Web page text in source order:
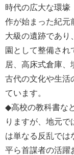
時代の広大な環壕
作が始まった紀元
大級の遺跡であり
園として整備され
居、高床式倉庫、
古代の文化や生活
ています。
◆高校の教科書な
りますが、地元
は単なる反乱では
平ら首謀者の活躍